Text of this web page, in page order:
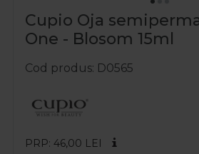
Cupio Oja
One - Blosom 15ml
Cod produs D0565
PRP: 46,00 LEI